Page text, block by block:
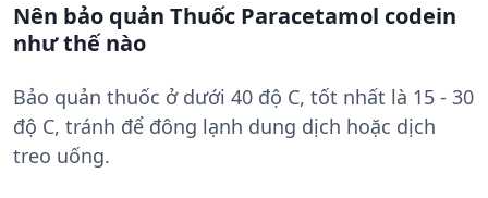
Nên bảo quản Thuốc Paracetamol codein
như thế nào
Bảo quản thuốc ở dưới 40 độ C, tốt nhất là 15 - 30
độ C, tránh để đông lạnh dung dịch hoặc dịch
treo uống.